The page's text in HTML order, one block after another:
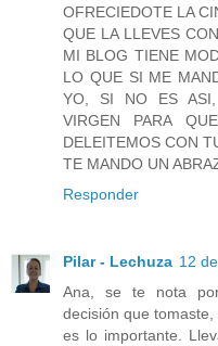
OFRECIEDOTE LA
QUE LA LLEVES
MI BLOG TIENE
LO QUE SI ME
YO, SI NO ES ASI,
VIRGEN PARA
DELEITEMOS CON
TE MANDO UN
Responder
Pilar - Lechuza 12
Ana, se te nota
decisión que
es lo importante.